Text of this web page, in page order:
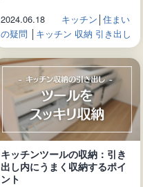
2024.06.18 キッチン 住まい
の疑問
キッチン 収納 引き出し
キッチンツールの収納：引き
出し内にうまく収納するポイ
ント